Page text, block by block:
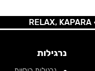
RELAX, KAPARA •
נרגילות